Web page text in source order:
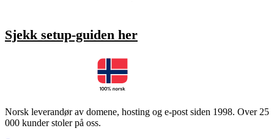
Sjekk setup-guiden her
Norsk leverandør av domene, hosting og e-post siden 1998. Over 25
000 kunder stoler på oss.